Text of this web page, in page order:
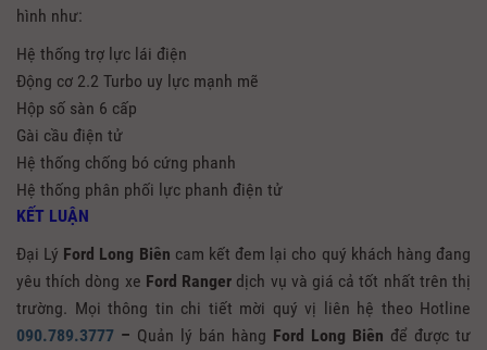
hình như:
Hệ thống trợ lực lái điện
Động cơ 2.2 Turbo uy lực mạnh mẽ
Hộp số sàn 6 cấp
Gài cầu điện tử
Hệ thống chống bó cứng phanh
Hệ thống phân phối lực phanh điện tử
KẾT LUẬN
Đại Lý Ford Long Biên cam kết đem lại cho quý khách hàng đang
yêu thích dòng xe Ford Ranger dịch vụ và giá cả tốt nhất trên thị
trường. Mọi thông tin chi tiết mời quý vị liên hệ theo Hotline
090.789.3777 – Quản lý bán hàng Ford Long Biên để được tư